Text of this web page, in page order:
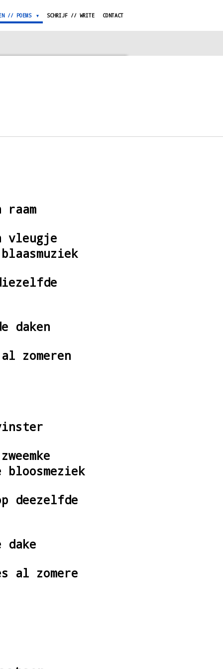
// POEMS SCHRIJF // WRITE CONTACT
vleugje
daken
zomeren
bloosmeziek
deezelfde
dake
al zomere